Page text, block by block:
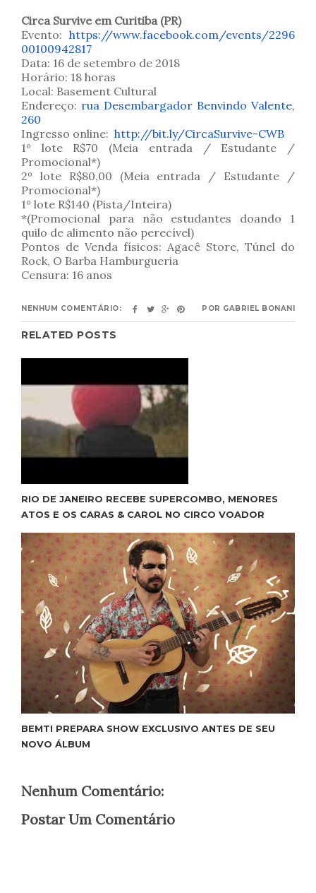
Circa Survive em Curitiba (PR)
Evento: https://www.facebook.com/events/2296
00100942817
Data: 16 de setembro de 2018
Horário: 18 horas
Local: Basement Cultural
Endereço: rua Desembargador Benvindo Valente,
260
Ingresso online: http://bit.ly/CircaSurvive-CWB
1º lote R$70 (Meia entrada / Estudante /
Promocional*)
2º lote R$80,00 (Meia entrada / Estudante /
Promocional*)
1º lote R$140 (Pista/Inteira)
*(Promocional para não estudantes doando 1
quilo de alimento não perecível)
Pontos de Venda físicos: Agacê Store, Túnel do
Rock, O Barba Hamburgueria
Censura: 16 anos
NENHUM COMENTÁRIO: POR GABRIEL BONANI
RELATED POSTS
RIO DE JANEIRO RECEBE SUPERCOMBO, MENORES
ATOS E OS CARAS & CAROL NO CIRCO VOADOR
BEMTI PREPARA SHOW EXCLUSIVO ANTES DE SEU
NOVO ÁLBUM
Nenhum Comentário:
Postar Um Comentário